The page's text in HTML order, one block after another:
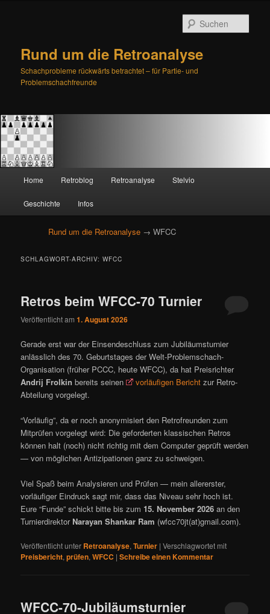
Rund um die Retroanalyse
Schachprobleme rückwärts betrachtet – für Partie- und
Problemschachfreunde
Zum
primären
Inhalt
springen
Zum
sekundären
Inhalt
springen
Home Retroblog Retroanalyse Stelvio
Geschichte Infos
Rund um die Retroanalyse → WFCC
SCHLAGWORT-ARCHIV:WFCC
Retros beim WFCC-70 Turnier
Veröffentlicht am1. August 2026
Gerade erst war der Einsendeschluss zum Jubiläumsturnier
anlässlich des 70. Geburtstages der Welt-Problemschach-
Organisation (früher PCCC, heute WFCC), da hat Preisrichter
Andrij Frolkin bereits seinen vorläufigen Bericht zur Retro-
Abteilung vorgelegt.
“Vorläufig”, da er noch anonymisiert den Retrofreunden zum
Mitprüfen vorgelegt wird: Die geforderten klassischen Retros
können halt (noch) nicht richtig mit dem Computer geprüft werden
— von möglichen Antizipationen ganz zu schweigen.
Viel Spaß beim Analysieren und Prüfen — mein allererster,
vorläufiger Eindruck sagt mir, dass das Niveau sehr hoch ist.
Eure “Funde” schickt bitte bis zum 15. November 2026 an den
Turnierdirektor Narayan Shankar Ram (wfcc70jt(at)gmail.com).
Veröffentlicht unter Retroanalyse,Turnier |Verschlagwortet mit
Preisbericht,prüfen,WFCC |Schreibe einen Kommentar
WFCC-70-Jubiläumsturnier